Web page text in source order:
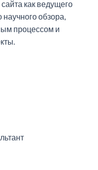
как ведущего
обзора,
процессом и